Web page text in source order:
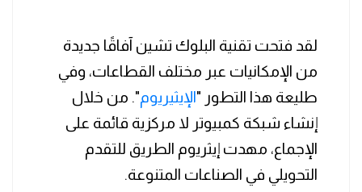
لقد فتحت تقنية البلوك تشين آفاقًا جديدة
من الإمكانيات عبر مختلف القطاعات، وفي
طليعة هذا التطور " الإيثيريوم". من خلال
إنشاء شبكة كمبيوتر لا مركزية قائمة على
الإجماع، مهدت إيثريوم الطريق للتقدم
التحويلي في الصناعات المتنوعة.